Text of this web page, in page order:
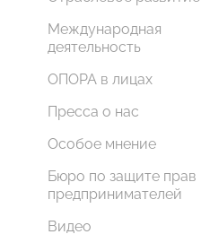
Международная
деятельность
ОПОРА в лицах
Пресса о нас
Особое мнение
Бюро по защите прав
предпринимателей
Видео